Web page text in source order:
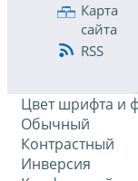
Карта
сайта
RSS
Цвет шрифта и
Обычный
Контрастный
Инверсия